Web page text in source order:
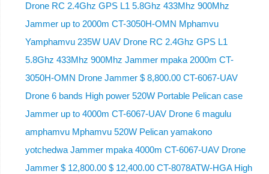
Drone RC 2.4Ghz GPS L1 5.8Ghz 433Mhz 900Mhz
Jammer up to 2000m CT-3050H-OMN Mphamvu
Yamphamvu 235W UAV Drone RC 2.4Ghz GPS L1
5.8Ghz 433Mhz 900Mhz Jammer mpaka 2000m CT-
3050H-OMN Drone Jammer $ 8,800.00 CT-6067-UAV
Drone 6 bands High power 520W Portable Pelican case
Jammer up to 4000m CT-6067-UAV Drone 6 magulu
amphamvu Mphamvu 520W Pelican yamakono
yotchedwa Jammer mpaka 4000m CT-6067-UAV Drone
Jammer $ 12,800.00 $ 12,400.00 CT-8078ATW-HGA High